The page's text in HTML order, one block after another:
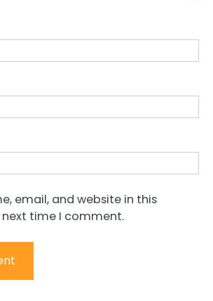
email, and website in this
time I comment.